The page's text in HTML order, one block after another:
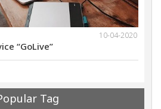
18-11-2021
on Nov 29th 2021Digital
that gives Successful Results
Tag